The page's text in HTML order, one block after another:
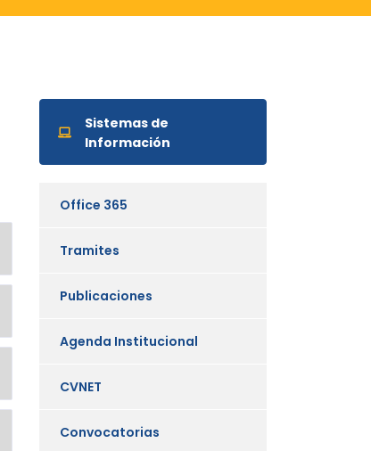
Sistemas de
Información
Office 365
Tramites
Publicaciones
Agenda Institucional
CVNET
Convocatorias